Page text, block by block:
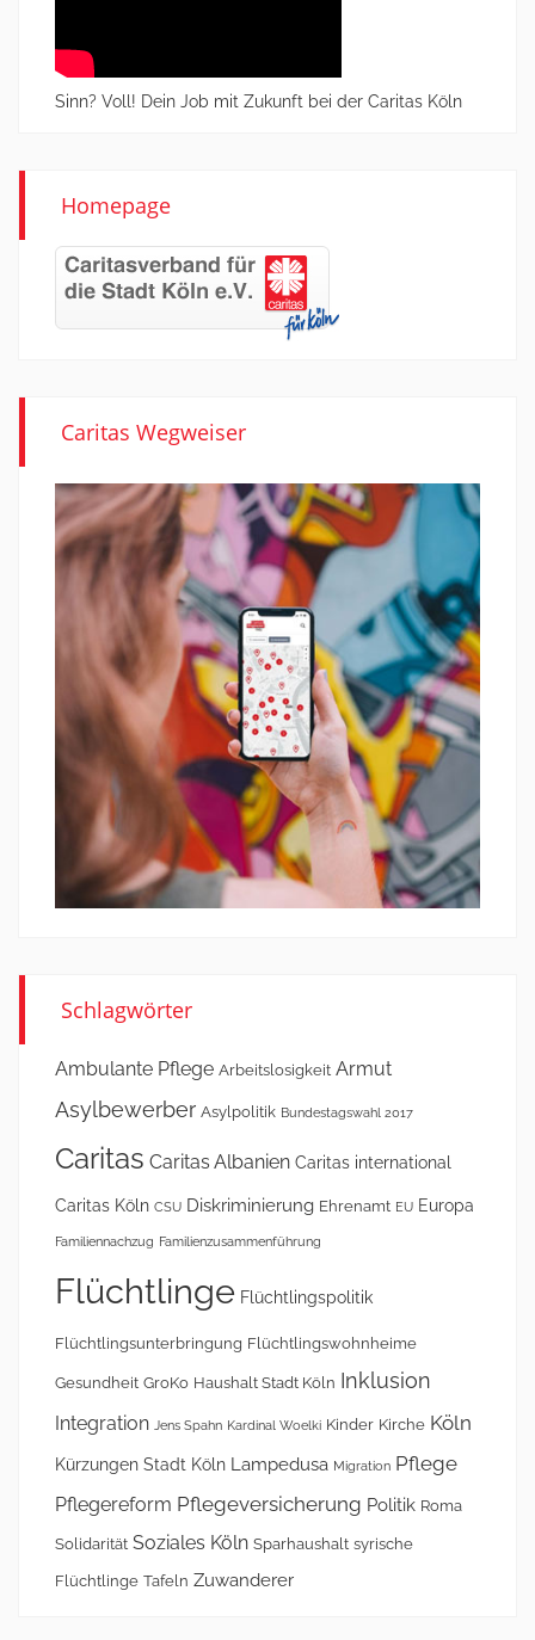
Sinn? Voll! Dein Job mit Zukunft bei der Caritas Köln
Homepage
Caritas Wegweiser
Schlagwörter
Ambulante Pflege Arbeitslosigkeit Armut
Asylbewerber Asylpolitik Bundestagswahl 2017
Caritas Caritas Albanien Caritas international
Caritas Köln CSU Diskriminierung Ehrenamt EU Europa
Familiennachzug Familienzusammenführung
Flüchtlinge Flüchtlingspolitik
Flüchtlingsunterbringung Flüchtlingswohnheime
Gesundheit GroKo Haushalt Stadt Köln Inklusion
Integration Jens Spahn Kardinal Woelki Kinder Kirche Köln
Kürzungen Stadt Köln Lampedusa Migration Pflege
Pflegereform Pflegeversicherung Politik Roma
Solidarität Soziales Köln Sparhaushalt syrische
Flüchtlinge Tafeln Zuwanderer